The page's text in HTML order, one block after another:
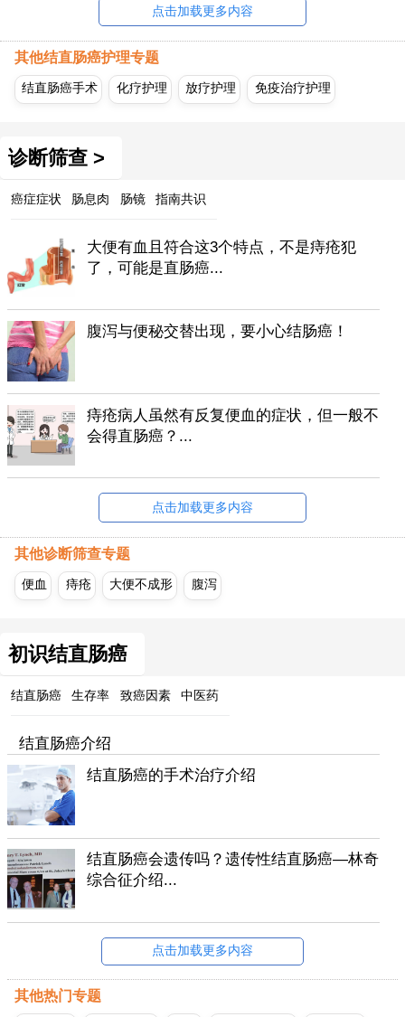
点击加载更多内容
其他结直肠癌护理专题
结直肠癌手术 化疗护理 放疗护理 免疫治疗护理
诊断筛查 >
癌症症状 肠息肉 肠镜 指南共识
大便有血且符合这3个特点，不是痔疮犯
了，可能是直肠癌...
腹泻与便秘交替出现，要小心结肠癌！
痔疮病人虽然有反复便血的症状，但一般不
会得直肠癌？...
点击加载更多内容
其他诊断筛查专题
便血 痔疮 大便不成形 腹泻
初识结直肠癌
结直肠癌 生存率 致癌因素 中医药
结直肠癌介绍
结直肠癌的手术治疗介绍
结直肠癌会遗传吗？遗传性结直肠癌—林奇
综合征介绍...
点击加载更多内容
其他热门专题